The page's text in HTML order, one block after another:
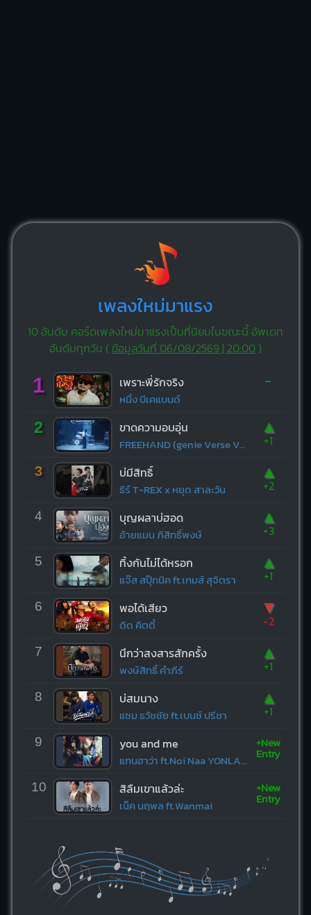
เพลงใหม่มาแรง
10 อันดับ คอร์ดเพลงใหม่มาแรงเป็นที่นิยมในขณะนี้ อัพเดท
อันดับทุกวัน ( ข้อมูลวันที่ 06/08/2569 | 20:00)
1 เพราะพี่รักจริง
หนึ่ง บีเคแบนด์
-
2 ขาดความอบอุ่น
FREEHAND (genie Verse Vol.1)
▲
+1
3 บ่มีสิทธิ์
ธีร์ T-REX x หยุด สาละวัน
▲
+2
4 บุญผลาบ่ฮอด
อ้ายแมน ภิสิทธิ์พงษ์
▲
+3
5 ทิ้งกันไม่ได้หรอก
แจ๊ส สปุ๊กนิค ft.เกมส์ สุจิตรา
▲
+1
6 พอได้เสียว
ดิด คิตตี้
▼
-2
7 นึกว่าสงสารสักครั้ง
พงษ์สิทธิ์ คำภีร์
▲
+1
8 บ่สมนาง
แซม ธวัชชัย ft.เบนซ์ ปรีชา
▲
+1
9 you and me
แกนฮาว่า ft.Noi Naa YONLAPA
+New
Entry
10 สิลืมเขาแล้วล่ะ
เน็ค นฤพล ft.Wanmai
+New
Entry